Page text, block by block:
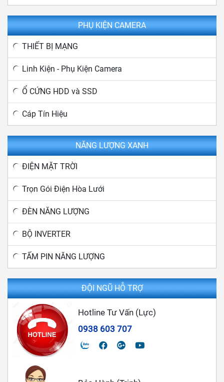
PHỤ KIỆN CAMERA
THIẾT BỊ MẠNG
Linh Kiện - Phụ Kiện Camera
Ổ CỨNG HDD và SSD
Cáp Tín Hiệu
NĂNG LƯỢNG XANH
ĐIỆN MẶT TRỜI
Trọn Gói Điện Hòa Lưới
ĐÈN NĂNG LƯỢNG
BỘ INVERTER
TẤM PIN NĂNG LƯỢNG
ĐỘI NGŨ HỖ TRỢ
Hotline Tư Vấn (Lực)
0938 603 707